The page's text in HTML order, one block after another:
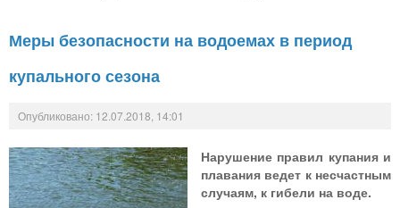
Меры безопасности на водоемах в период
купального сезона
Опубликовано: 12.07.2018, 14:01
Нарушение правил купания и
плавания ведет к несчастным
случаям, к гибели на воде.